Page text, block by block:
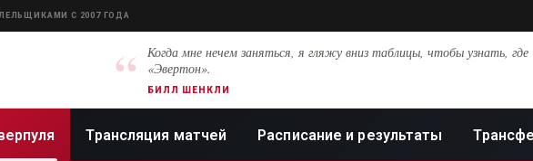
С 2007 ГОДА
“
Когда мне нечем заняться, я гляжу вниз таблицы, чтобы узнать, где
«Эвертон».
БИЛЛ ШЕНКЛИ
Трансляция матчей Расписание и результаты